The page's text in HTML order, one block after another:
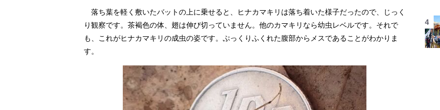
落ち葉を軽く敷いたバットの上に乗せると、ヒナカマキリは落ち着いた様子だったので、じっく
り観察です。茶褐色の体、翅は伸び切っていません。他のカマキリなら幼虫レベルです。それで
も、これがヒナカマキリの成虫の姿です。ぷっくりふくれた腹部からメスであることがわかりま
す。